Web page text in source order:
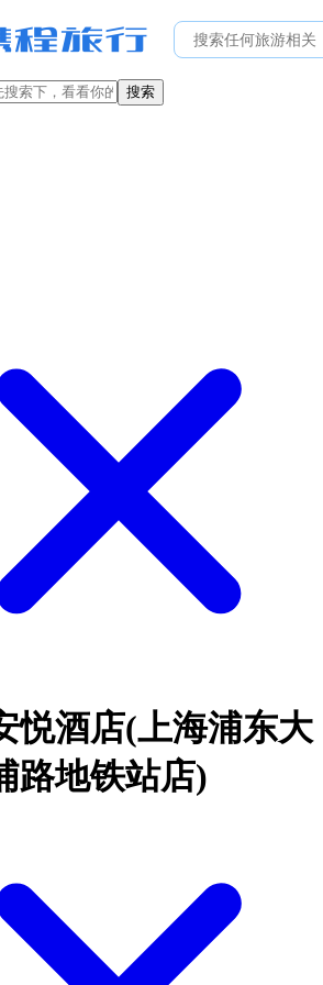
搜索
悦酒店(上海浦东大
路地铁站店)